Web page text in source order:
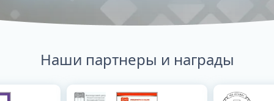
Наши партнеры и награды